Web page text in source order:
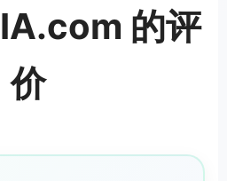
的评
价